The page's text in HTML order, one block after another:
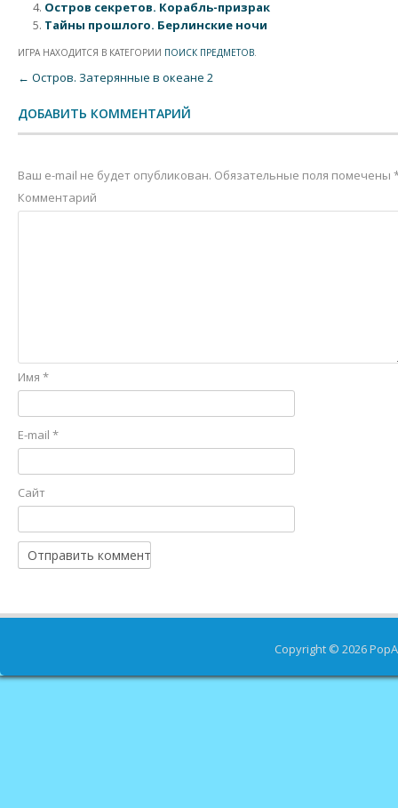
Остров секретов. Корабль-призрак
Тайны прошлого. Берлинские ночи
ИГРА НАХОДИТСЯ В КАТЕГОРИИ ПОИСК ПРЕДМЕТОВ.
Post navigation
← Остров. Затерянные в океане 2
ДОБАВИТЬ КОММЕНТАРИЙ
Ваш e-mail не будет опубликован. Обязательные поля помечены
Комментарий
Имя *
E-mail *
Сайт
Copyright © 2026